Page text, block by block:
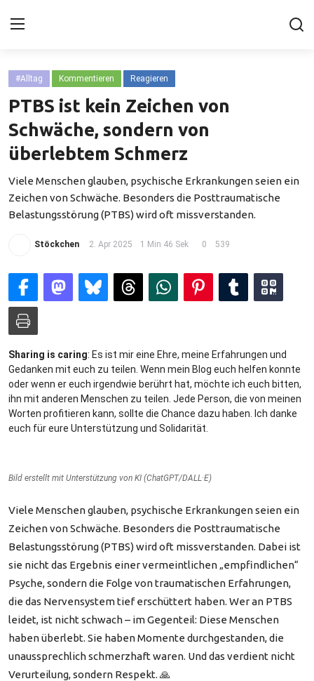
Home
depriBlog
photoBlog
Update-Ecke
Über ...
Galerie
Erkrankungen
Kontakt
Download
Statistik
Hinweise
#Alltag Kommentieren Reagieren
PTBS ist kein Zeichen von
Schwäche, sondern von
überlebtem Schmerz
Viele Menschen glauben, psychische Erkrankungen seien ein
Zeichen von Schwäche. Besonders die Posttraumatische
Belastungsstörung (PTBS) wird oft missverstanden.
Stöckchen 2. Apr 2025 1 Min 46 Sek 0 539
Sharing is caring: Es ist mir eine Ehre, meine Erfahrungen und
Gedanken mit euch zu teilen. Wenn mein Blog euch helfen konnte
oder wenn er euch irgendwie berührt hat, möchte ich euch bitten,
ihn mit anderen Menschen zu teilen. Jede Person, die von meinen
Worten profitieren kann, sollte die Chance dazu haben. Ich danke
euch für eure Unterstützung und Solidarität.
Bild erstellt mit Unterstützung von KI (ChatGPT/DALL·E)
Viele Menschen glauben, psychische Erkrankungen seien ein
Zeichen von Schwäche. Besonders die Posttraumatische
Belastungsstörung (PTBS) wird oft missverstanden. Dabei ist
sie nicht das Ergebnis einer vermeintlichen „empfindlichen“
Psyche, sondern die Folge von traumatischen Erfahrungen,
die das Nervensystem tief erschüttert haben. Wer an PTBS
leidet, ist nicht schwach – im Gegenteil: Diese Menschen
haben überlebt. Sie haben Momente durchgestanden, die
unaussprechlich schmerzhaft waren. Und das verdient nicht
Verurteilung, sondern Respekt. 🙏